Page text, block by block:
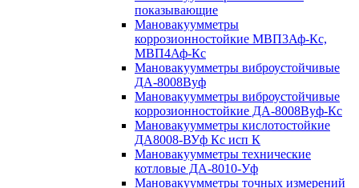
показывающие
Мановакуумметры
коррозионностойкие МВП3Аф-Кс,
МВП4Аф-Кс
Мановакуумметры виброустойчивые
ДА-8008Вуф
Мановакуумметры виброустойчивые
коррозионностойкие ДА-8008Вуф-Кс
Мановакуумметры кислотостойкие
ДА8008-ВУф Кс исп К
Мановакуумметры технические
котловые ДА-8010-Уф
Мановакуумметры точных измерений